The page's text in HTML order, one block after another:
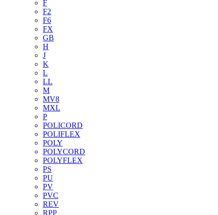
F
F2
F6
FX
GB
H
J
K
L
LL
M
MV8
MXL
P
POLICORD
POLIFLEX
POLY
POLYCORD
POLYFLEX
PS
PU
PV
PVC
REV
RPP